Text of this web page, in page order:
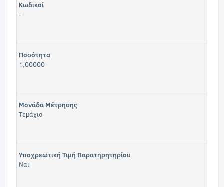
Κωδικοί
-
Ποσότητα
1,00000
Μονάδα Μέτρησης
Τεμάχιο
Υποχρεωτική Τιμή Παρατηρητηρίου
Ναι